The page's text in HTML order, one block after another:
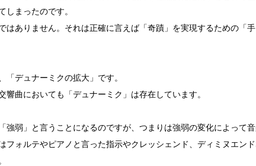
しまったのです。
はありません。それは正確に言えば「奇蹟」を実現するための「手
「デュナーミクの拡大」です。
響曲においても「デュナーミク」は存在しています。
強弱」と言うことになるのですが、つまりは強弱の変化によって
フォルテやピアノと言った指示やクレッシェンド、ディミヌエン